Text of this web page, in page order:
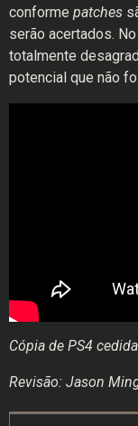
conforme patches
serão acertados.
totalmente
potencial que não
Cópia de PS4
Revisão: Jason